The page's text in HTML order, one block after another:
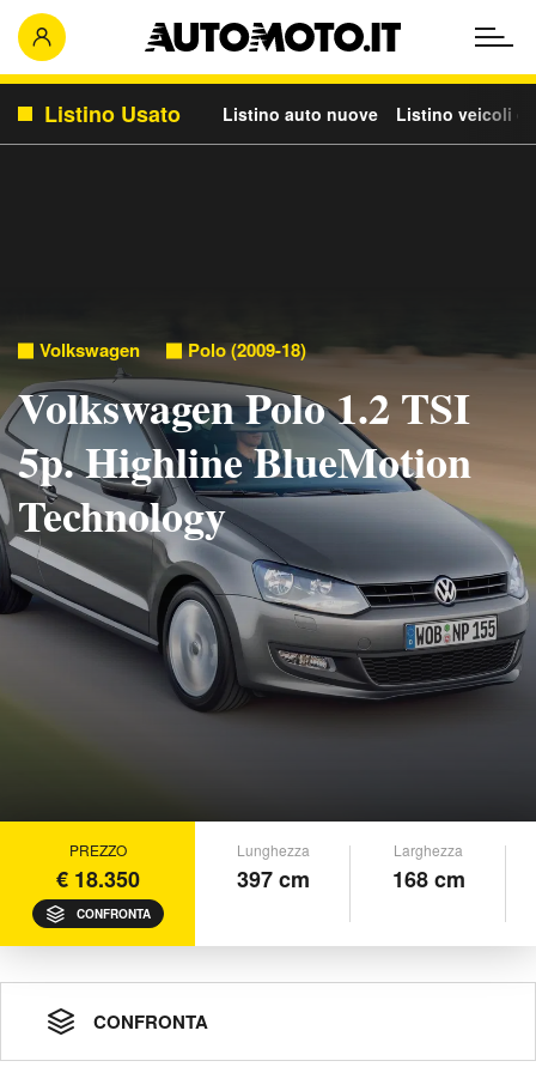
Listino Usato Listino auto nuove Listino veicoli
Volkswagen Polo (2009-18)
Volkswagen Polo 1.2 TSI
5p. Highline BlueMotion
Technology
PREZZO
€ 18.350
CONFRONTA
Lunghezza
397 cm
Larghezza
168 cm
CONFRONTA